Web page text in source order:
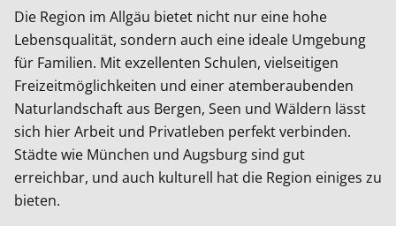
Die Region im Allgäu bietet nicht nur eine hohe
Lebensqualität, sondern auch eine ideale Umgebung
für Familien. Mit exzellenten Schulen, vielseitigen
Freizeitmöglichkeiten und einer atemberaubenden
Naturlandschaft aus Bergen, Seen und Wäldern lässt
sich hier Arbeit und Privatleben perfekt verbinden.
Städte wie München und Augsburg sind gut
erreichbar, und auch kulturell hat die Region einiges zu
bieten.